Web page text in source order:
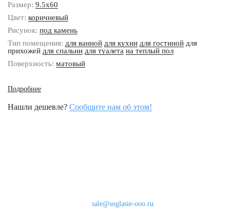
Размер: 9.5x60
Цвет: коричневый
Рисунок: под камень
Тип помещения: для ванной для кухни для гостиной для
прихожей для спальни для туалета на теплый пол
Поверхность: матовый
Подробнее
Нашли дешевле? Сообщите нам об этом!
sale@soglasie-ooo.ru